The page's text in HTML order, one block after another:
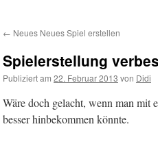
springen
← Neues Neues Spiel erstellen
Spielerstellung
Publiziert am 22. Februar 2013 von Didi
Wäre doch gelacht, wenn man mit
besser hinbekommen könnte.